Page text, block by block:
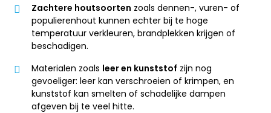
Zachtere houtsoorten zoals dennen-, vuren- of
populierenhout kunnen echter bij te hoge
temperatuur verkleuren, brandplekken krijgen of
beschadigen.
Materialen zoals leer en kunststof zijn nog
gevoeliger: leer kan verschroeien of krimpen, en
kunststof kan smelten of schadelijke dampen
afgeven bij te veel hitte.